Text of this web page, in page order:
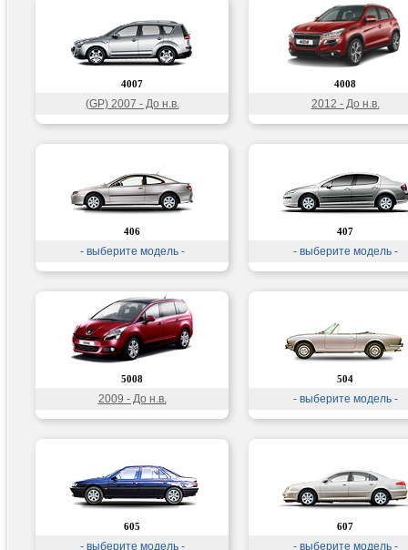
4007
(GP) 2007 - До н.в.
4008
2012 - До н.в.
406
- выберите модель -
407
- выберите модель -
5008
2009 - До н.в.
504
- выберите модель -
605
- выберите модель -
607
- выберите модель -